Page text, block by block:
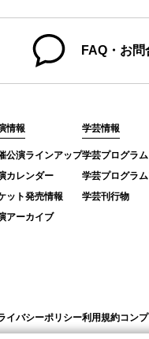
FAQ・お問
情報
公演ラインアップ
カレンダー
ット発売情報
アーカイブ
学芸情報
学芸プログラ
学芸プログラ
学芸刊行物
イバシーポリシー利用規約コン